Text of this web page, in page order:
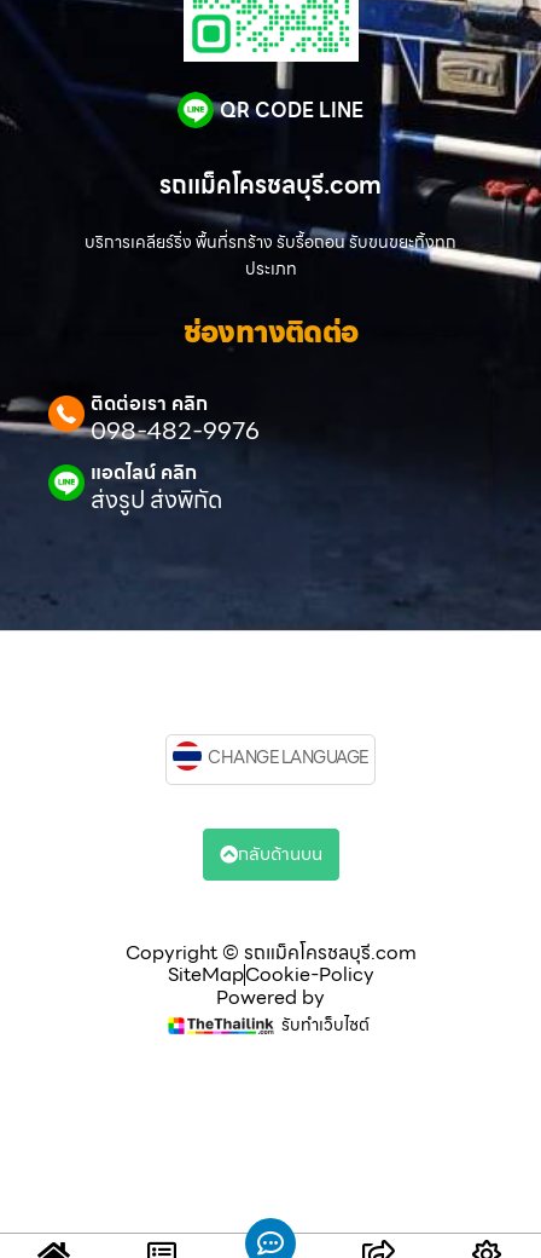
QR CODE LINE
รถแม็คโครชลบุรี.com
บริการเคลียร์ริ่ง พื้นที่รกร้าง รับรื้อถอน รับขนขยะทิ้งทุก
ประเภท
ช่องทางติดต่อ
ติดต่อเรา คลิก
098-482-9976
แอดไลน์ คลิก
ส่งรูป ส่งพิกัด
Copyright © รถแม็คโครชลบุรี.com
SiteMapCookie-Policy
Powered by
รับทำเว็บไซต์
CHANGE LANGUAGE
กลับด้านบน